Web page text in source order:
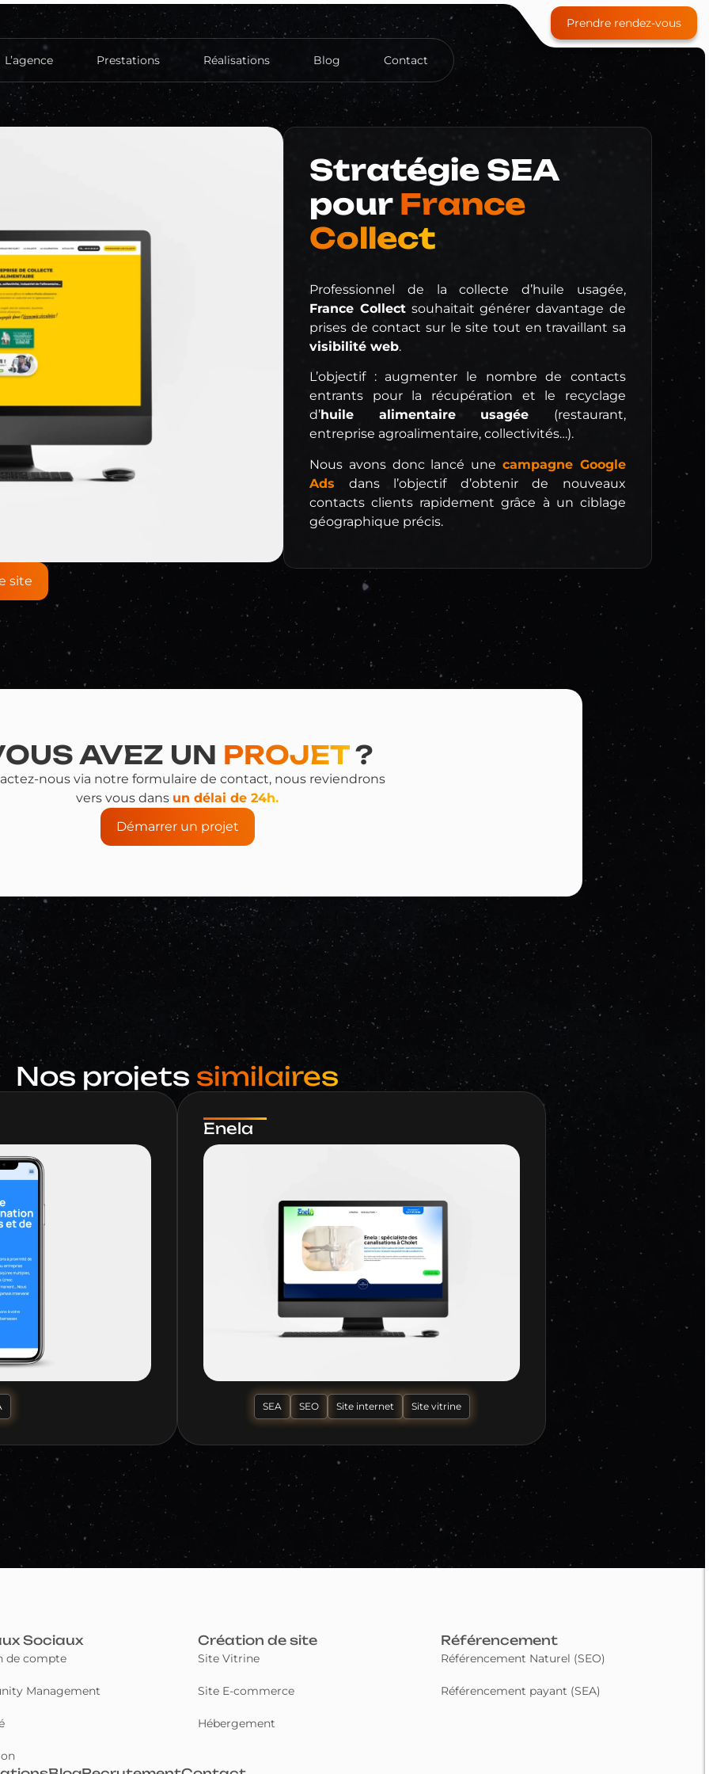
Prendre rendez-vous
L’agence Prestations Réalisations Blog Contact
Site e-commerce
Référencement Naturel (SEO) Référencement payant (SEA)
Réseaux sociaux
site
Stratégie SEA
pour France
Collect
Professionnel de la collecte d’huile usagée,
France Collectsouhaitait générer davantage de
prises de contact sur le site tout en travaillant sa
visibilité web.
L’objectif : augmenter le nombre de contacts
entrants pour la récupération et le recyclage
d’huile alimentaire usagée (restaurant,
entreprise agroalimentaire, collectivités…).
Nous avons donc lancé unecampagne Google
Ads dans l’objectif d’obtenir de nouveaux
contacts clients rapidement grâce à un ciblage
géographique précis.
AVEZ UN PROJET?
nous via notre formulaire de contact, nous reviendrons
vers vous dans un délai de 24h.
Démarrer un projet
Nos projets similaires
Enela
SEA SEO Site internet Site vitrine
Sociaux
de compte
Management
Création de site
Site Vitrine
Site E-commerce
Hébergement
Référencement
Référencement Naturel (SEO)
Référencement payant (SEA)